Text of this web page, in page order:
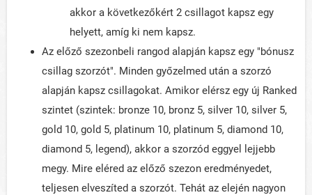
akkor a következőkért 2 csillagot kapsz egy
helyett, amíg ki nem kapsz.
Az előző szezonbeli rangod alapján kapsz egy "bónusz
csillag szorzót". Minden győzelmed után a szorzó
alapján kapsz csillagokat. Amikor elérsz egy új Ranked
szintet (szintek: bronze 10, bronz 5, silver 10, silver 5,
gold 10, gold 5, platinum 10, platinum 5, diamond 10,
diamond 5, legend), akkor a szorzód eggyel lejjebb
megy. Mire eléred az előző szezon eredményedet,
teljesen elveszíted a szorzót. Tehát az elején nagyon